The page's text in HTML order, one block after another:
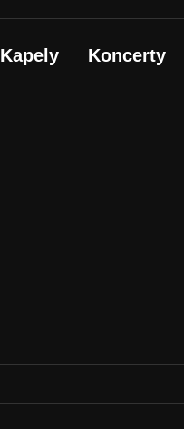
Kapely Koncerty